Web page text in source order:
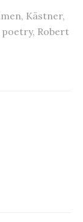
, Kästner,
poetry, Robert